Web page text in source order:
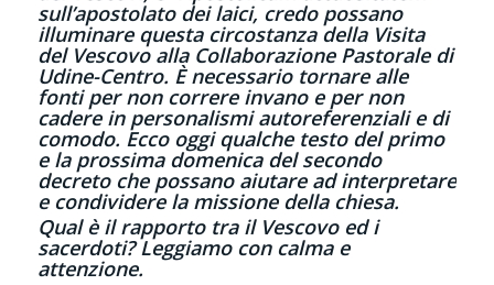
sull’apostolato dei laici, credo possano
illuminare questa circostanza della Visita
del Vescovo alla Collaborazione Pastorale di
Udine-Centro. È necessario tornare alle
fonti per non correre invano e per non
cadere in personalismi autoreferenziali e di
comodo. Ecco oggi qualche testo del primo
e la prossima domenica del secondo
decreto che possano aiutare ad interpretare
e condividere la missione della chiesa.
Qual è il rapporto tra il Vescovo ed i
sacerdoti? Leggiamo con calma e
attenzione.